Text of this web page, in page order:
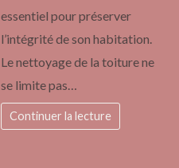
essentiel pour préserver
l’intégrité de son habitation.
Le nettoyage de la toiture ne
se limite pas…
Continuer la lecture